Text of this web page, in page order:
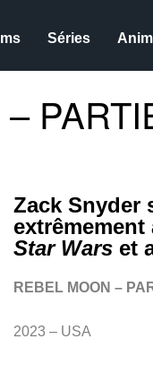
Séries
Zack Snyder
Star Warset
REBEL MOON –
2023 – USA